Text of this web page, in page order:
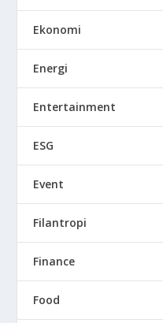
Ekonomi
Energi
Entertainment
ESG
Event
Filantropi
Finance
Food